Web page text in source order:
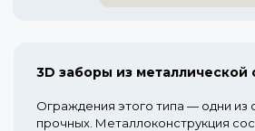
3D заборы из металлической
Ограждения этого типа — одни из
прочных. Металлоконструкция